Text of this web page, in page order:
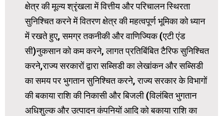
क्षेत्र की मूल्य श्रृंखला में वित्तीय और परिचालन स्थिरता
सुनिश्चित करने में वितरण क्षेत्र की महत्वपूर्ण भूमिका को ध्यान
में रखते हुए, समग्र तकनीकी और वाणिज्यिक (एटी एंड
सी)नुकसान को कम करने, लागत प्रतिबिंबित टैरिफ सुनिश्चित
करने,राज्य सरकारों द्वारा सब्सिडी का लेखांकन और सब्सिडी
का समय पर भुगतान सुनिश्चित करने, राज्य सरकार के विभागों
की बकाया राशि की निकासी और बिजली (विलंबित भुगतान
अधिशुल्क और उत्पादन कंपनियों आदि को बकाया राशि का